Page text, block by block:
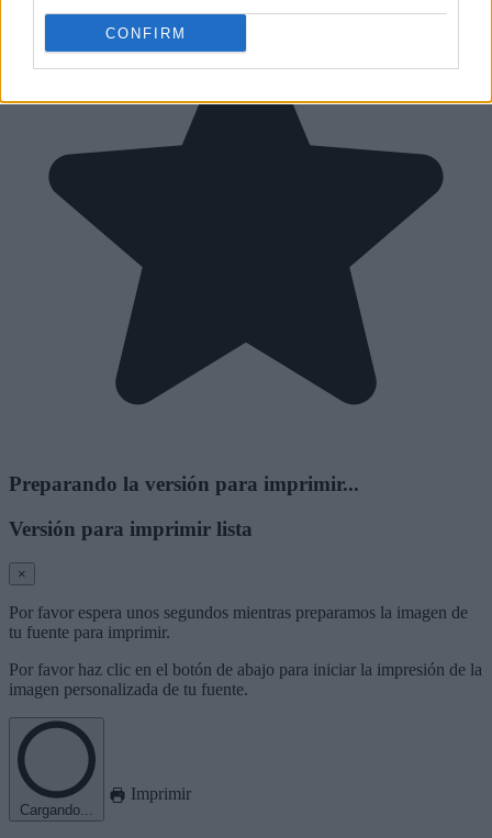
CONFIRM
Preparando la versión para imprimir...
Versión para imprimir lista
×
Por favor espera unos segundos mientras preparamos la imagen de
tu fuente para imprimir.
Por favor haz clic en el botón de abajo para iniciar la impresión de la
imagen personalizada de tu fuente.
Cargando...
Imprimir